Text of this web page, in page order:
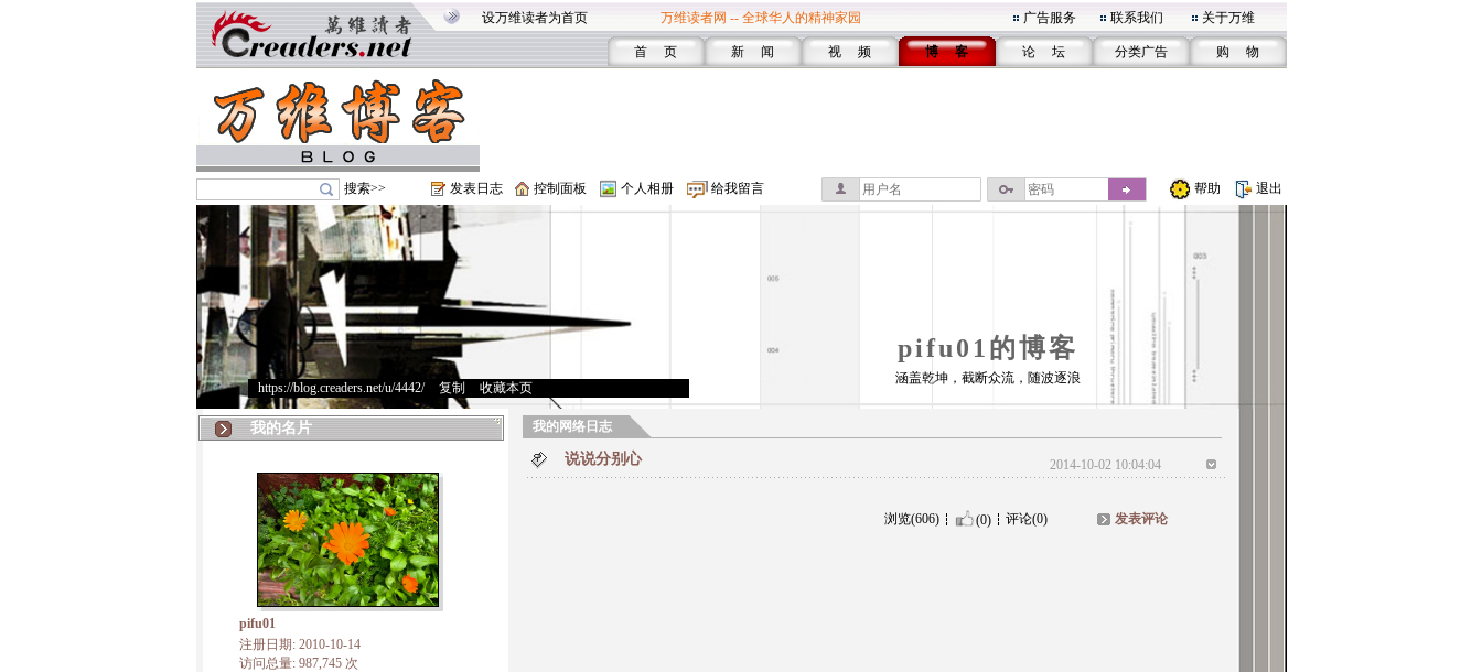
设万维读者为首页 万维读者网 -- 全球华人的精神家园 广告服务 联系我们 关于万维
首 页 新 闻 视 频 博 客 论 坛 分类广告 购 物
搜索>> 发表日志 控制面板 个人相册 给我留言 帮助 退出
pifu01的博客
https://blog.creaders.net/u/4442/> 复制 收藏本页
涵盖乾坤，截断众流，随波逐浪
我的名片
pifu01
注册日期: 2010-10-14
访问总量: 987,745 次
我的网络日志
说说分别心 2014-10-02 10:04:04
浏览(606) (0) 评论(0) 发表评论